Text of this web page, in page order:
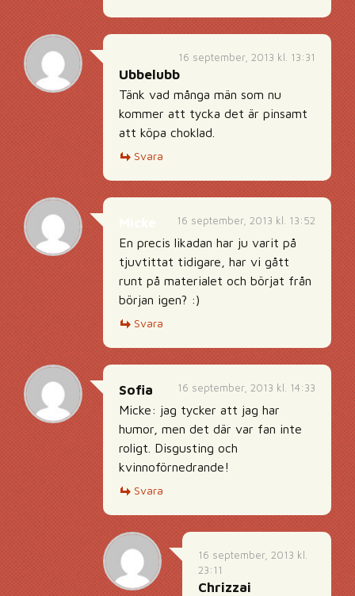
16 september, 2013 kl. 13:31
Ubbelubb
Tänk vad många män som nu
kommer att tycka det är pinsamt
att köpa choklad.
Svara
16 september, 2013 kl. 13:52
En precis likadan har ju varit på
tjuvtittat tidigare, har vi gått
runt på materialet och börjat från
början igen? :)
Svara
16 september, 2013 kl. 14:33
Sofia
Micke: jag tycker att jag har
humor, men det där var fan inte
roligt. Disgusting och
kvinnoförnedrande!
Svara
16 september, 2013 kl.
23:11
Chrizzai